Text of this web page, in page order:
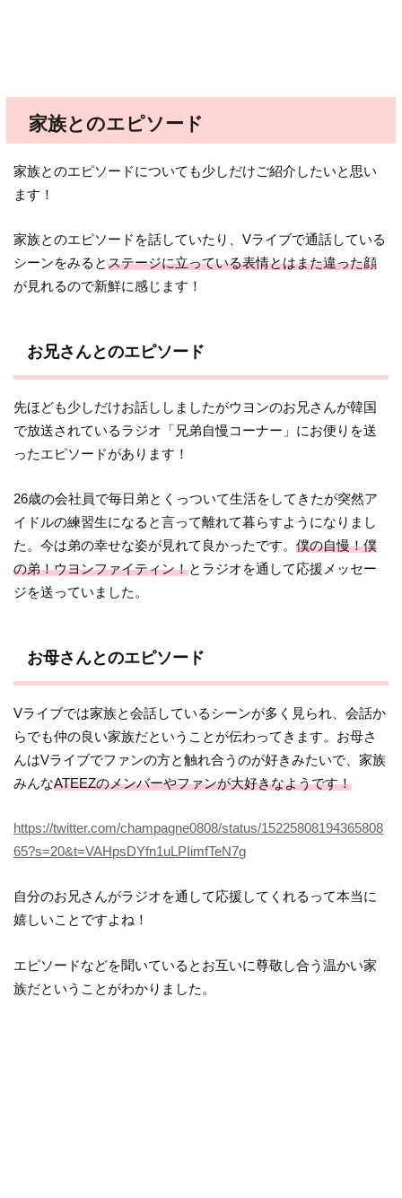
家族とのエピソード
家族とのエピソードについても少しだけご紹介したいと思い
ます！
家族とのエピソードを話していたり、Vライブで通話している
シーンをみるとステージに立っている表情とはまた違った顔
が見れるので新鮮に感じます！
お兄さんとのエピソード
先ほども少しだけお話ししましたがウヨンのお兄さんが韓国
で放送されているラジオ「兄弟自慢コーナー」にお便りを送
ったエピソードがあります！
26歳の会社員で毎日弟とくっついて生活をしてきたが突然ア
イドルの練習生になると言って離れて暮らすようになりまし
た。今は弟の幸せな姿が見れて良かったです。僕の自慢！僕
の弟！ウヨンファイティン！とラジオを通して応援メッセー
ジを送っていました。
お母さんとのエピソード
Vライブでは家族と会話しているシーンが多く見られ、会話か
らでも仲の良い家族だということが伝わってきます。お母さ
んはVライブでファンの方と触れ合うのが好きみたいで、家族
みんなATEEZのメンバーやファンが大好きなようです！
https://twitter.com/champagne0808/status/15225808194365808
65?s=20&t=VAHpsDYfn1uLPIimfTeN7g
自分のお兄さんがラジオを通して応援してくれるって本当に
嬉しいことですよね！
エピソードなどを聞いているとお互いに尊敬し合う温かい家
族だということがわかりました。